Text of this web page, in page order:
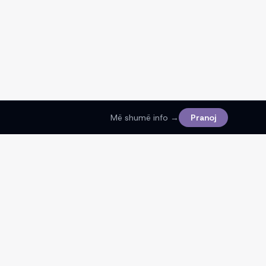
Më shumë info → Pranoj